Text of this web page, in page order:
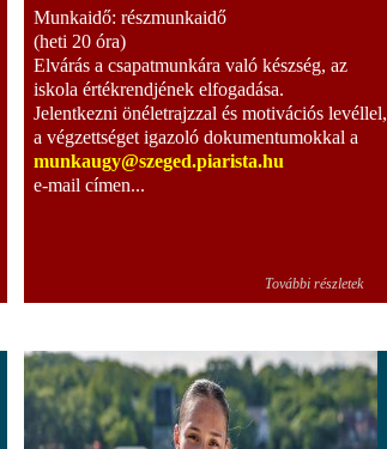
Munkaidő: részmunkaidő
(heti 20 óra)
Elvárás a csapatmunkára való készség, az
iskola értékrendjének elfogadása.
Jelentkezni önéletrajzzal és motivációs levéllel,
a végzettséget igazoló dokumentumokkal a
munkaugy@szeged.piarista.hu
e-mail címen...
További részletek